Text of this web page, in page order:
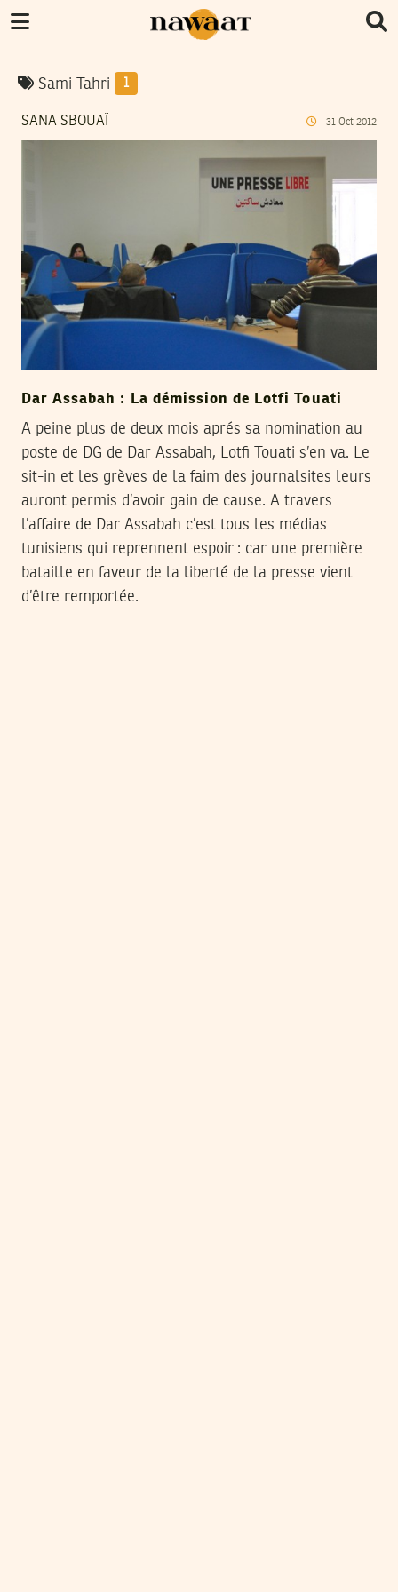
Sami Tahri 1
SANA SBOUAÏ 31 Oct 2012
Dar Assabah : La démission de Lotfi Touati
A peine plus de deux mois aprés sa nomination au
poste de DG de Dar Assabah, Lotfi Touati s’en va. Le
sit-in et les grèves de la faim des journalsites leurs
auront permis d’avoir gain de cause. A travers
l’affaire de Dar Assabah c’est tous les médias
tunisiens qui reprennent espoir : car une première
bataille en faveur de la liberté de la presse vient
d’être remportée.